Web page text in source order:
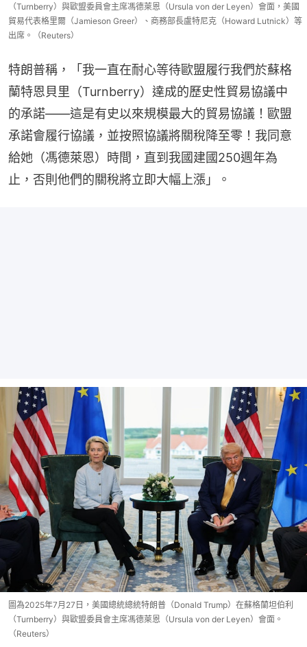
（Turnberry）與歐盟委員會主席馮德萊恩（Ursula von der Leyen）會面，美國
貿易代表格里爾（Jamieson Greer）、商務部長盧特尼克（Howard Lutnick）等
出席。（Reuters）
特朗普稱，「我一直在耐心等待歐盟履行我們於蘇格
蘭特恩貝里（Turnberry）達成的歷史性貿易協議中
的承諾——這是有史以來規模最大的貿易協議！歐盟
承諾會履行協議，並按照協議將關稅降至零！我同意
給她（馮德萊恩）時間，直到我國建國250週年為
止，否則他們的關稅將立即大幅上漲」。
圖為2025年7月27日，美國總統總統特朗普（Donald Trump）在蘇格蘭坦伯利
（Turnberry）與歐盟委員會主席馮德萊恩（Ursula von der Leyen）會面。
（Reuters）